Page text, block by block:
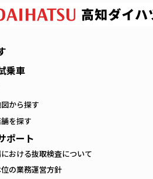
乗車
から探す
を探す
ポート
おける抜取検査について
の業務運営方針